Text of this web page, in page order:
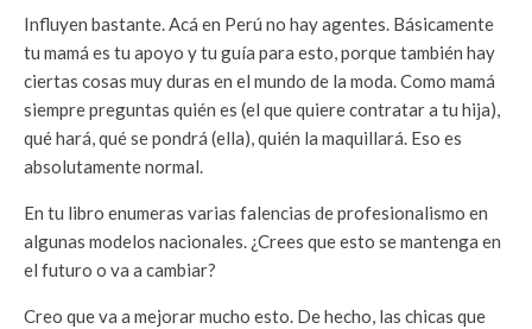
Influyen bastante. Acá en Perú no hay agentes. Básicamente
tu mamá es tu apoyo y tu guía para esto, porque también hay
ciertas cosas muy duras en el mundo de la moda. Como mamá
siempre preguntas quién es (el que quiere contratar a tu hija),
qué hará, qué se pondrá (ella), quién la maquillará. Eso es
absolutamente normal.
En tu libro enumeras varias falencias de profesionalismo en
algunas modelos nacionales. ¿Crees que esto se mantenga en
el futuro o va a cambiar?
Creo que va a mejorar mucho esto. De hecho, las chicas que